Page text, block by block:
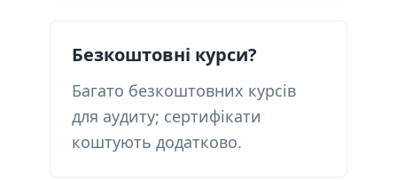
Безкоштовні курси?
Багато безкоштовних курсів
для аудиту; сертифікати
коштують додатково.